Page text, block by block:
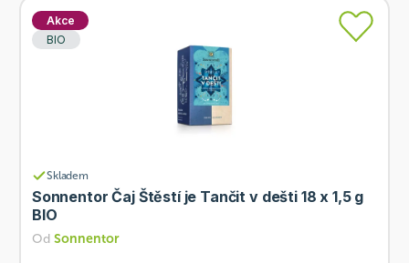
Akce
BIO
Skladem
Sonnentor Čaj Štěstí je Tančit v dešti 18 x 1,5 g
BIO
Od Sonnentor